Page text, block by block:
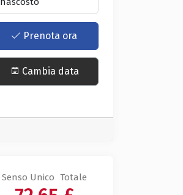
Prenota ora
Cambia data
Senso Unico Totale